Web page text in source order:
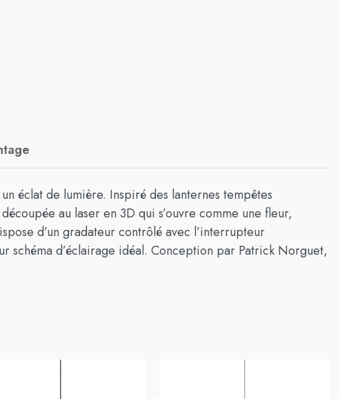
éclat de lumière. Inspiré des lanternes tempêtes
au laser en 3D qui s’ouvre comme une fleur,
d’un gradateur contrôlé avec l’interrupteur
schéma d’éclairage idéal. Conception par Patrick Norguet,